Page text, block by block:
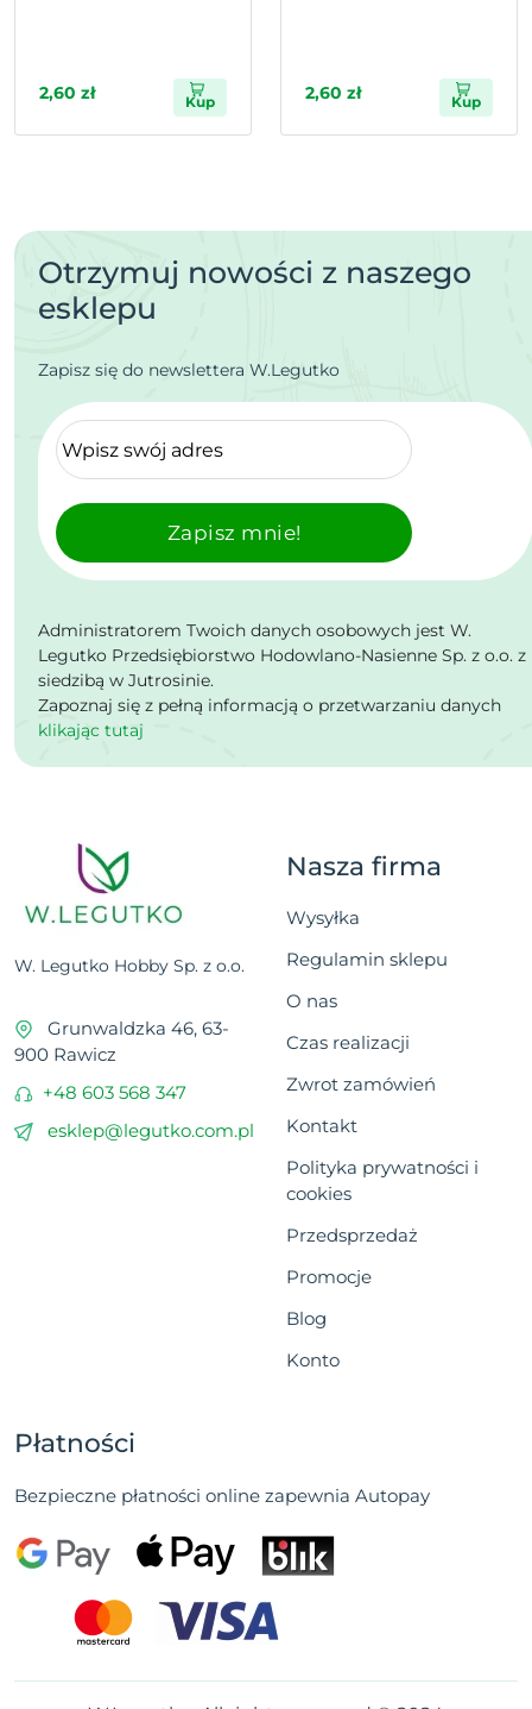
2,60 zł Kup 2,60 zł Kup
Otrzymuj nowości z naszego
esklepu
Zapisz się do newslettera W.Legutko
Zapisz mnie!
Administratorem Twoich danych osobowych jest W.
Legutko Przedsiębiorstwo Hodowlano-Nasienne Sp. z o.o. z
siedzibą w Jutrosinie.
Zapoznaj się z pełną informacją o przetwarzaniu danych
klikając tutaj
W. Legutko Hobby Sp. z o.o.
Grunwaldzka 46, 63-
900 Rawicz
+48 603 568 347
esklep@legutko.com.pl
Nasza firma
Wysyłka
Regulamin sklepu
O nas
Czas realizacji
Zwrot zamówień
Kontakt
Polityka prywatności i
cookies
Przedsprzedaż
Promocje
Blog
Konto
Płatności
Bezpieczne płatności online zapewnia Autopay